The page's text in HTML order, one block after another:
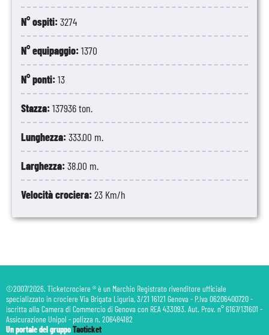
N° ospiti:3274
N° equipaggio:1370
N° ponti:13
Stazza:137936 ton.
Lunghezza:333.00 m.
Larghezza:38.00 m.
Velocità crociera:23 Km/h
©2007/2026. Ticketcrociere ® è un Marchio Registrato rivenditore ufficiale
specializzato in crociere Via Brigata Liguria, 3/21 16121 Genova - P.Iva 06206400720 -
Iscritta alla Camera di Commercio di Genova con REA 433093. Aut. Prov. n° 6167/131601 -
Assicurazione Unipol - polizza n. 206484182
Un portale del gruppoTaoticket